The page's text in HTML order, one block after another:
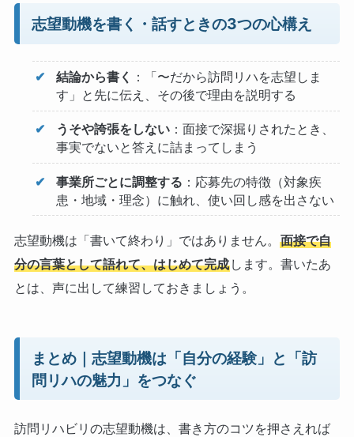
志望動機を書く・話すときの3つの心構え
結論から書く
：「〜だから訪問リハを志望しま
す」と先に伝え、その後で理由を説明する
うそや誇張をしない：面接で深掘りされたとき、
事実でないと答えに詰まってしまう
事業所ごとに調整する ：応募先の特徴（対象疾
患・地域・理念）に触れ、使い回し感を出さない
志望動機は「書いて終わり」ではありません。 面接で自
分の言葉として語れて、はじめて完成します。書いたあ
とは、声に出して練習しておきましょう。
まとめ｜志望動機は「自分の経験」と「訪
問リハの魅力」をつなぐ
訪問リハビリの志望動機は、書き方のコツを押さえれば